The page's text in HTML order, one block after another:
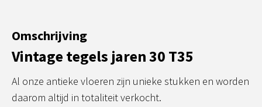
Omschrijving
Vintage tegels jaren 30 T35
Al onze antieke vloeren zijn unieke stukken en worden
daarom altijd in totaliteit verkocht.